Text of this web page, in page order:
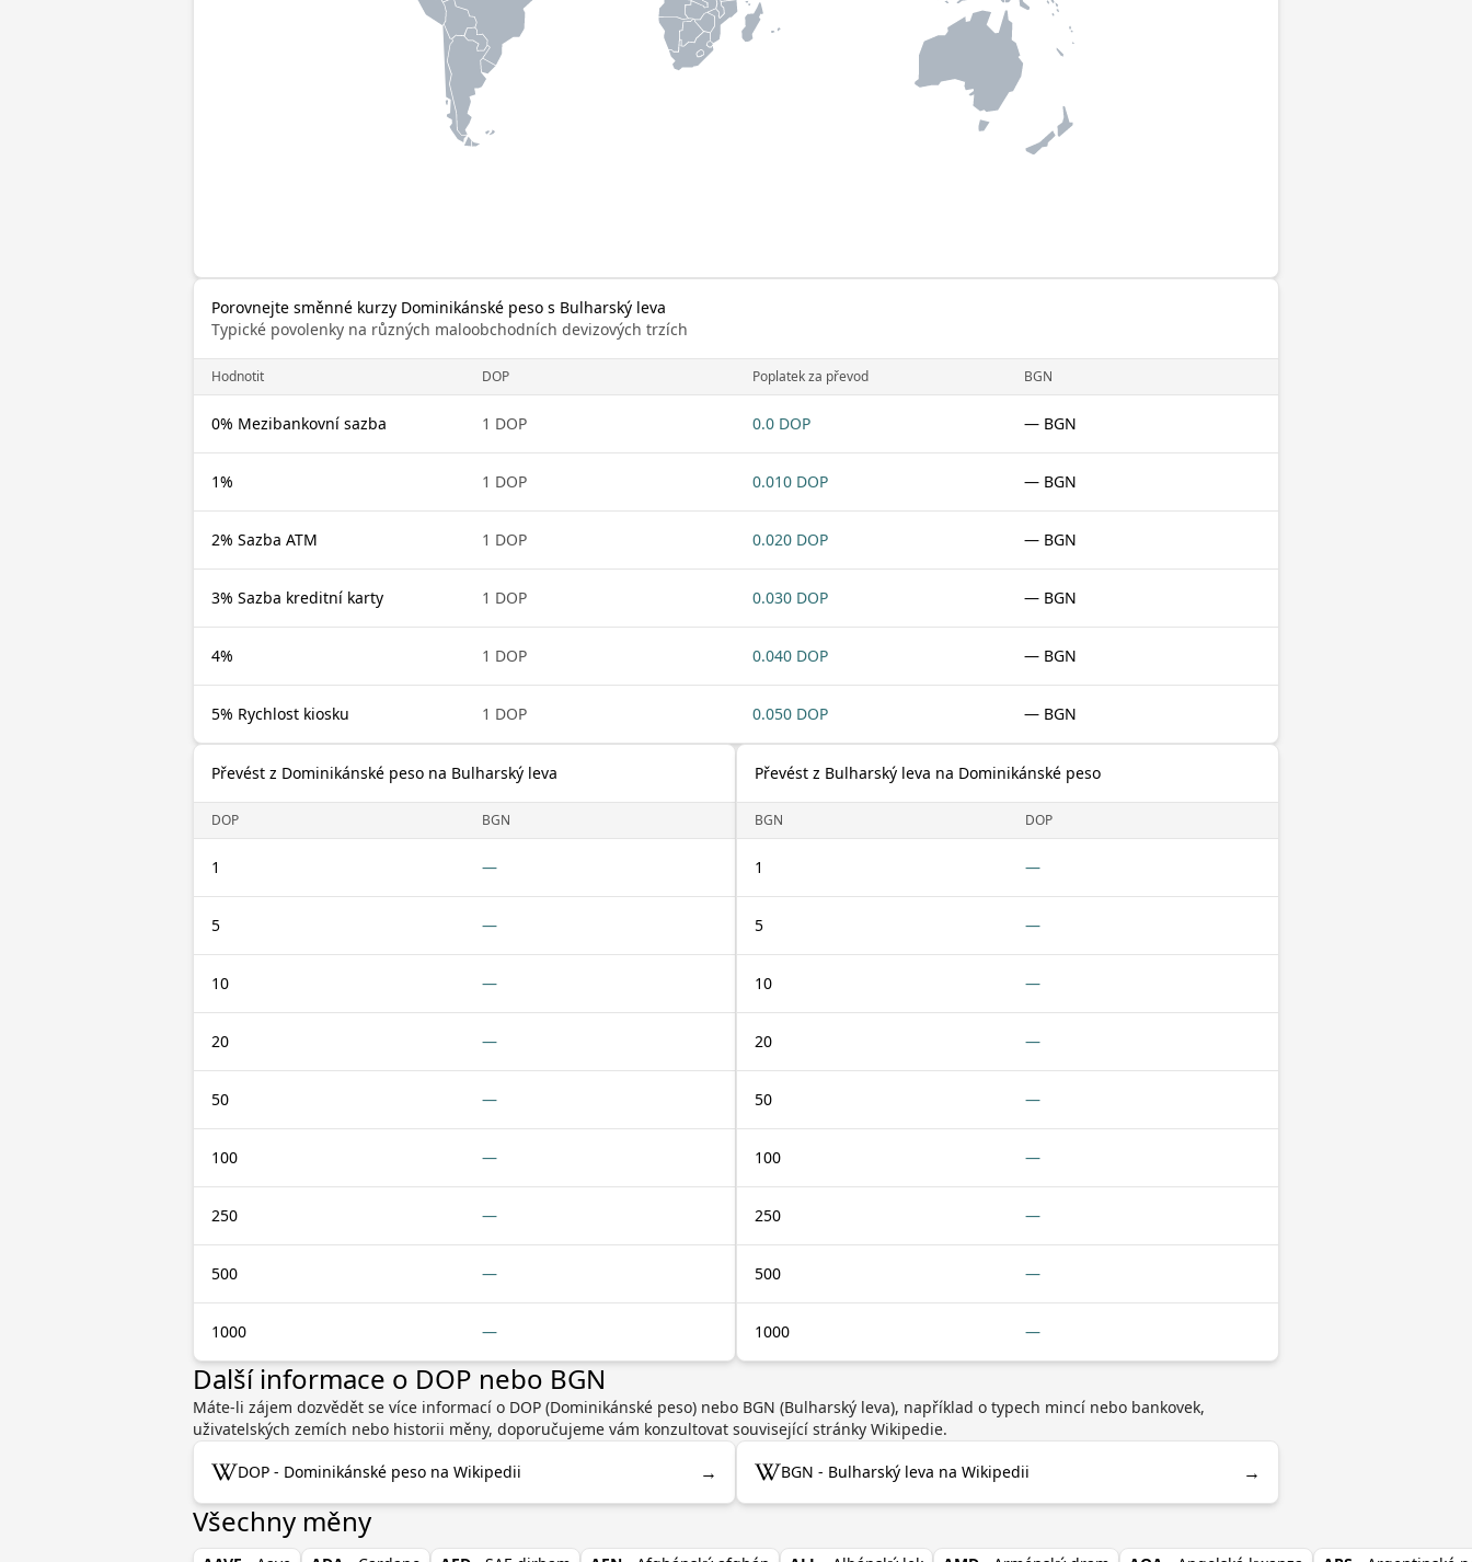
Porovnejte směnné kurzy Dominikánské peso s Bulharský leva
Typické povolenky na různých maloobchodních devizových trzích
Hodnotit DOP Poplatek za převod BGN
0% Mezibankovní sazba 1 DOP 0.0 DOP — BGN
1% 1 DOP 0.010 DOP — BGN
2% Sazba ATM 1 DOP 0.020 DOP — BGN
3% Sazba kreditní karty 1 DOP 0.030 DOP — BGN
4% 1 DOP 0.040 DOP — BGN
5% Rychlost kiosku 1 DOP 0.050 DOP — BGN
Převést z Dominikánské peso na Bulharský leva
DOP BGN
1 —
5 —
10 —
20 —
50 —
100 —
250 —
500 —
1000 —
Převést z Bulharský leva na Dominikánské peso
BGN DOP
1 —
5 —
10 —
20 —
50 —
100 —
250 —
500 —
1000 —
Další informace o DOP nebo BGN
Máte-li zájem dozvědět se více informací o DOP (Dominikánské peso) nebo BGN (Bulharský leva), například o typech mincí nebo bankovek,
uživatelských zemích nebo historii měny, doporučujeme vám konzultovat související stránky Wikipedie.
DOP - Dominikánské peso na Wikipedii → BGN - Bulharský leva na Wikipedii →
Všechny měny